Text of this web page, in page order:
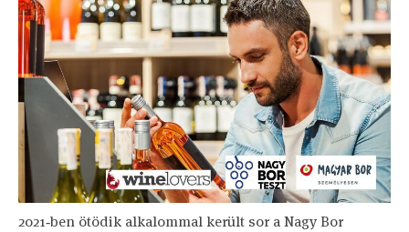
2021‐ben ötödik alkalommal került sor a Nagy Bor